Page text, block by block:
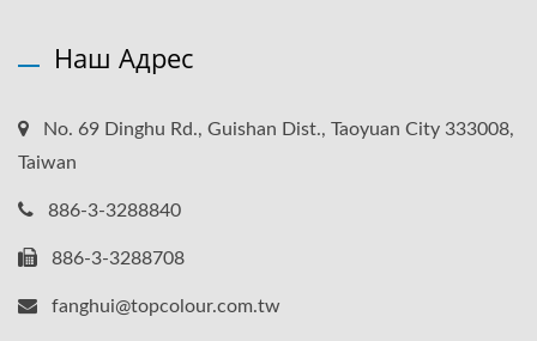
Наш Адрес
No. 69 Dinghu Rd., Guishan Dist., Taoyuan City 333008,
Taiwan
886-3-3288840
886-3-3288708
fanghui@topcolour.com.tw